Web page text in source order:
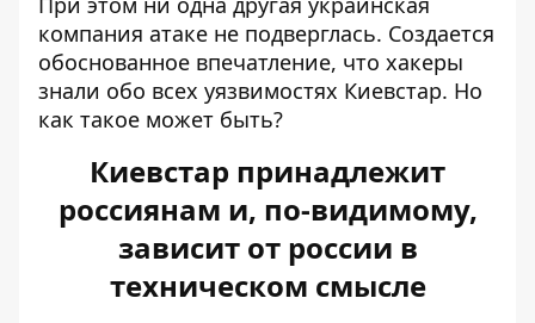
компания атаке не подверглась. Создается
обоснованное впечатление, что хакеры
знали обо всех уязвимостях Киевстар. Но
как такое может быть?
Киевстар принадлежит
россиянам и, по-видимому,
зависит от россии в
техническом смысле